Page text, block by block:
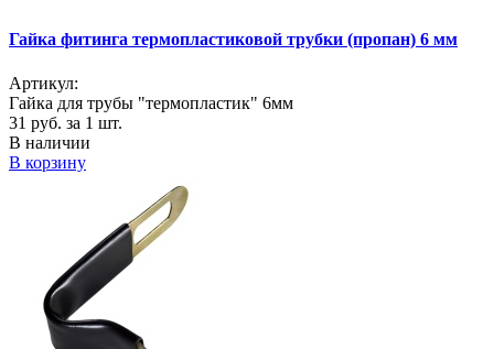
Гайка фитинга термопластиковой трубки (пропан) 6 мм
Артикул:
Гайка для трубы "термопластик" 6мм
31 руб. за 1 шт.
В наличии
В корзину